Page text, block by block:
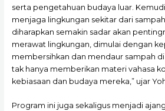
serta pengetahuan budaya luar.
menjaga lingkungan sekitar dari
diharapkan semakin sadar akan
merawat lingkungan, dimulai dengan
membersihkan dan mendaur sampah di
tak hanya memberikan materi vahasa
kebiasaan dan budaya mereka,” ujar
Program ini juga sekaligus menjadi